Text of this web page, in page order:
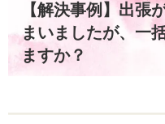
【解決事例】出張
まいましたが、一
ますか？